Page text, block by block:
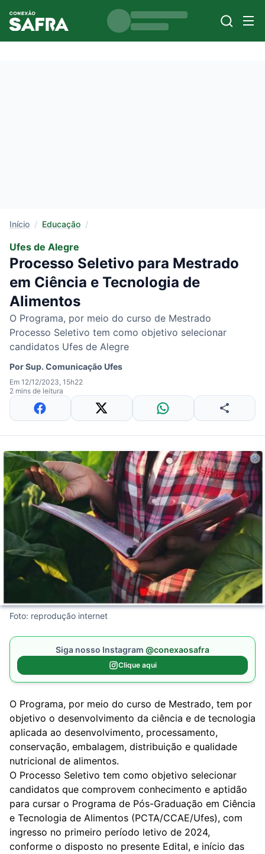
Início / Educação /
Ufes de Alegre
Processo Seletivo para Mestrado
em Ciência e Tecnologia de
Alimentos
O Programa, por meio do curso de Mestrado
Processo Seletivo tem como objetivo selecionar
candidatos Ufes de Alegre
PorSup. Comunicação Ufes
Em 12/12/2023, 15h22
2 mins de leitura
Foto: reprodução internet
Siga nosso Instagram @conexaosafra
Clique aqui
O Programa, por meio do curso de Mestrado, tem por
objetivo o desenvolvimento da ciência e de tecnologia
aplicada ao desenvolvimento, processamento,
conservação, embalagem, distribuição e qualidade
nutricional de alimentos.
O Processo Seletivo tem como objetivo selecionar
candidatos que comprovem conhecimento e aptidão
para cursar o Programa de Pós-Graduação em Ciência
e Tecnologia de Alimentos (PCTA/CCAE/Ufes), com
ingresso no primeiro período letivo de 2024,
conforme o disposto no presente Edital, e início das